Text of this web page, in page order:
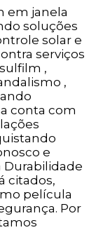
em janela
soluções
solar e
serviços
,
,
conta com
e
Durabilidade
citados,
película
Por